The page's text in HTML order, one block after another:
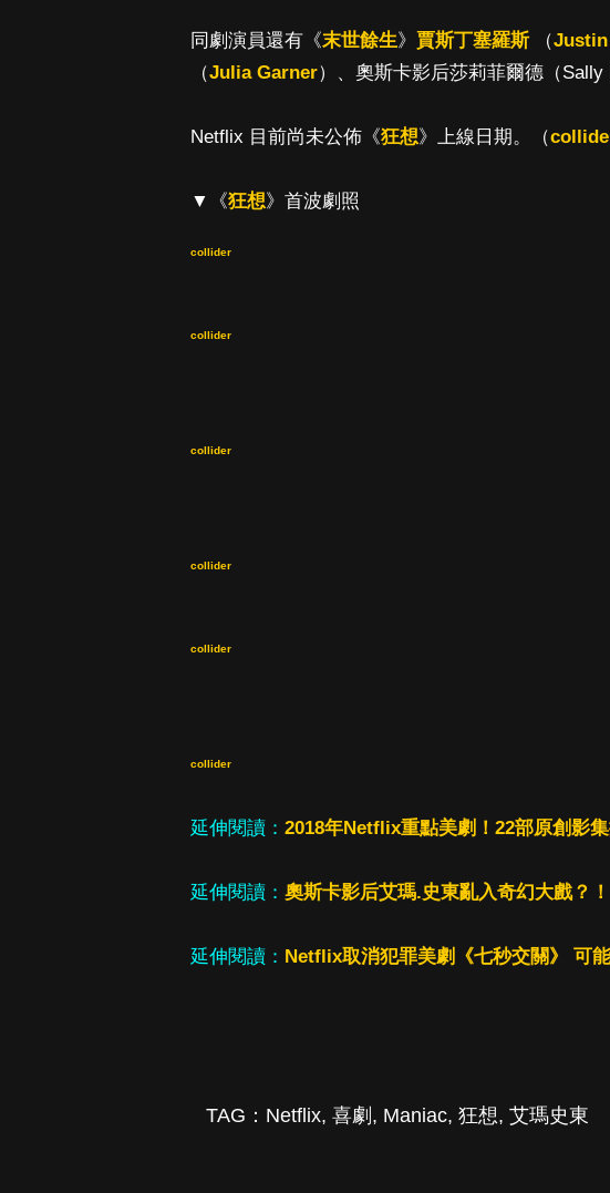
同劇演員還有《末世餘生》 賈斯丁塞羅斯（
（Julia Garner）、奧斯卡影后莎莉菲爾德（Sally
Netflix 目前尚未公佈《狂想》上線日期。（
▼《狂想》首波劇照
collider
collider
collider
collider
collider
collider
延伸閱讀： 2018年Netflix重點美劇！22部原創影
延伸閱讀： 奧斯卡影后艾瑪.史東亂入奇幻大戲？
延伸閱讀： Netflix取消犯罪美劇《七秒交關》 可
TAG： Netflix, 喜劇 , Maniac, 狂想, 艾瑪史東